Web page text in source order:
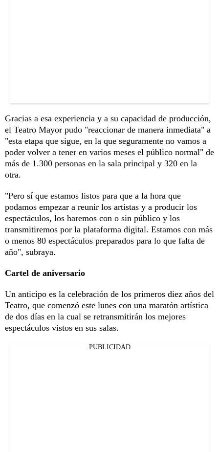
Gracias a esa experiencia y a su capacidad de producción,
el Teatro Mayor pudo "reaccionar de manera inmediata" a
"esta etapa que sigue, en la que seguramente no vamos a
poder volver a tener en varios meses el público normal" de
más de 1.300 personas en la sala principal y 320 en la
otra.
"Pero sí que estamos listos para que a la hora que
podamos empezar a reunir los artistas y a producir los
espectáculos, los haremos con o sin público y los
transmitiremos por la plataforma digital. Estamos con más
o menos 80 espectáculos preparados para lo que falta de
año", subraya.
Cartel de aniversario
Un anticipo es la celebración de los primeros diez años del
Teatro, que comenzó este lunes con una maratón artística
de dos días en la cual se retransmitirán los mejores
espectáculos vistos en sus salas.
PUBLICIDAD